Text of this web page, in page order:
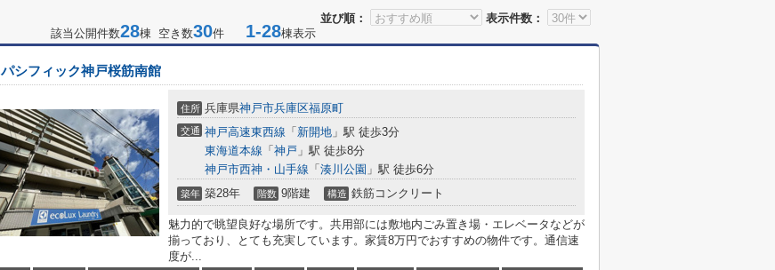
並び順：
表示件数：
該当公開件数28棟 空き数30件 1-28棟表示
パシフィック神戸桜筋南館
住所 兵庫県神戸市兵庫区福原町
交通 神戸高速東西線 「 新開地 」駅 徒歩3分
東海道本線 「 神戸 」駅 徒歩8分
神戸市西神・山手線 「 湊川公園 」駅 徒歩6分
築年 築28年 階数 9階建 構造 鉄筋コンクリート
魅力的で眺望良好な場所です。共用部には敷地内ごみ置き場・エレベータなどが
揃っており、とても充実しています。家賃8万円でおすすめの物件です。通信速
度が...